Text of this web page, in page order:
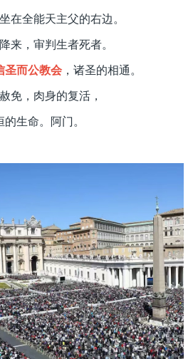
在全能天主父的右边。
来，审判生者死者。
圣而公教会 ，诸圣的相通。
免，肉身的复活，
的生命。阿门。